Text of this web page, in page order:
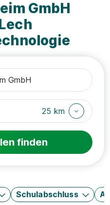
GmbH
25 km
finden
Schulabschluss